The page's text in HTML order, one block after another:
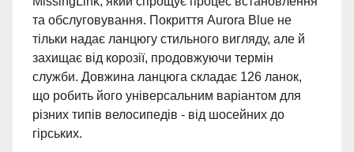
та обслуговування. Покриття Aurora Blue не
тільки надає ланцюгу стильного вигляду, але й
захищає від корозії, продовжуючи термін
служби. Довжина ланцюга складає 126 ланок,
що робить його універсальним варіантом для
різних типів велосипедів - від шосейних до
гірських.